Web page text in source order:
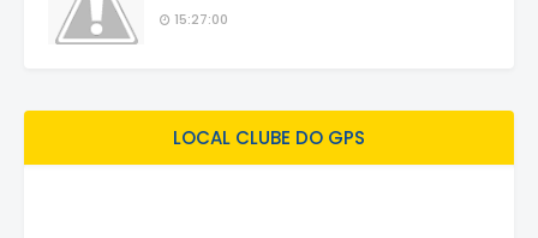
15:27:00
LOCAL CLUBE DO GPS